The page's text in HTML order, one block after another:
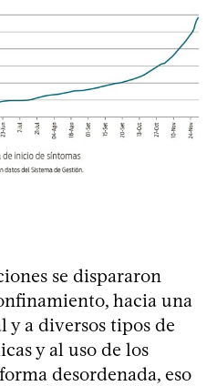
se dispararon
hacia una
a diversos tipos de
y al uso de los
desordenada, eso